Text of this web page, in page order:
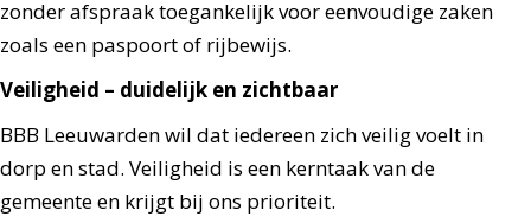
zonder afspraak toegankelijk voor eenvoudige zaken
zoals een paspoort of rijbewijs.
Veiligheid – duidelijk en zichtbaar
BBB Leeuwarden wil dat iedereen zich veilig voelt in
dorp en stad. Veiligheid is een kerntaak van de
gemeente en krijgt bij ons prioriteit.